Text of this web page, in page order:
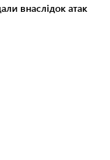
внаслідок атак